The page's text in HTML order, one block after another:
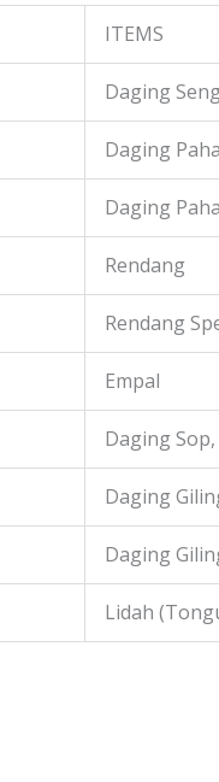
ITEMS
Daging
Daging
Daging
Rendang
Rendang
Empal
Daging
Daging
Daging
Lidah